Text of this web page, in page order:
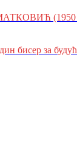
(1950
бисер за